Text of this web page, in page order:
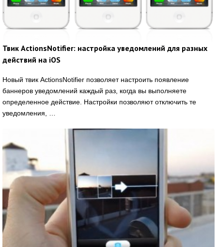
Твик ActionsNotifier: настройка уведомлений для разных
действий на iOS
Новый твик ActionsNotifier позволяет настроить появление
баннеров уведомлений каждый раз, когда вы выполняете
определенное действие. Настройки позволяют отключить те
уведомления, …